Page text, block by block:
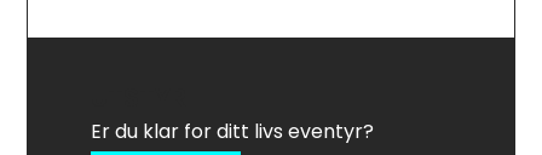
Er du klar for ditt livs eventyr?